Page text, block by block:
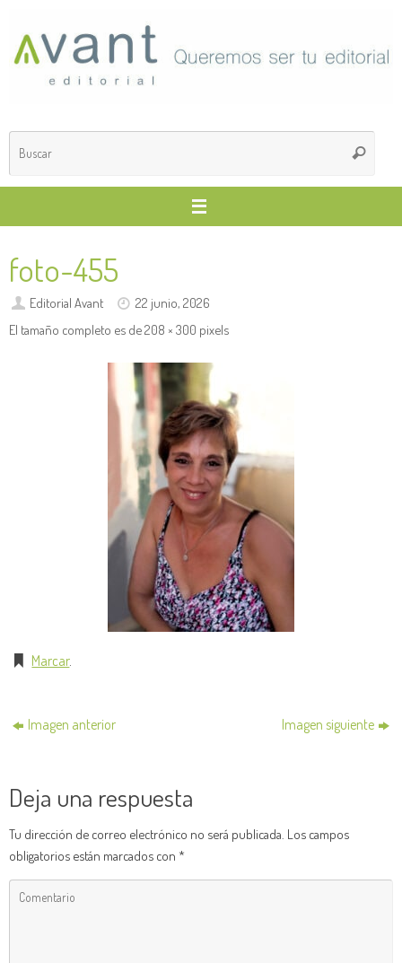
contenido
Buscar
foto-455
Editorial Avant
22 junio, 2026
El tamaño completo es de208 × 300 pixels
Marcar.
Imagen anterior Imagen siguiente
Deja una respuesta
Tu dirección de correo electrónico no será publicada. Los campos
obligatorios están marcados con *